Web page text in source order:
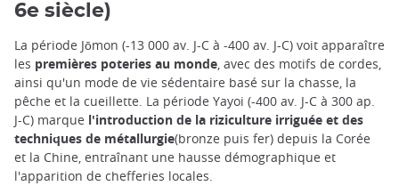
6e siècle)
La période Jōmon (-13 000 av. J-C à -400 av. J-C) voit apparaître
les premières poteries au monde, avec des motifs de cordes,
ainsi qu'un mode de vie sédentaire basé sur la chasse, la
pêche et la cueillette. La période Yayoi (-400 av. J-C à 300 ap.
J-C) marque l'introduction de la riziculture irriguée et des
techniques de métallurgie(bronze puis fer) depuis la Corée
et la Chine, entraînant une hausse démographique et
l'apparition de chefferies locales.